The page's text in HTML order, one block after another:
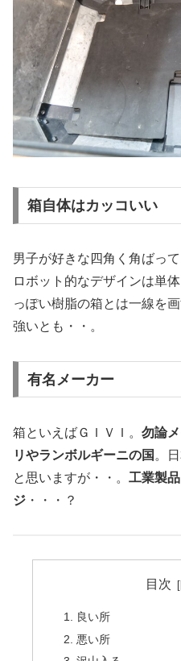
箱自体はカッコいい
男子が好きな四角く角ばっ
ロボット的なデザインは単
っぽい樹脂の箱とは一線を
強いとも・・。
有名メーカー
箱といえばＧＩＶＩ。 勿論
リやランボルギーニの国 。
と思いますが・・。 工業製
ジ ・・・？
目次
良い所
悪い所